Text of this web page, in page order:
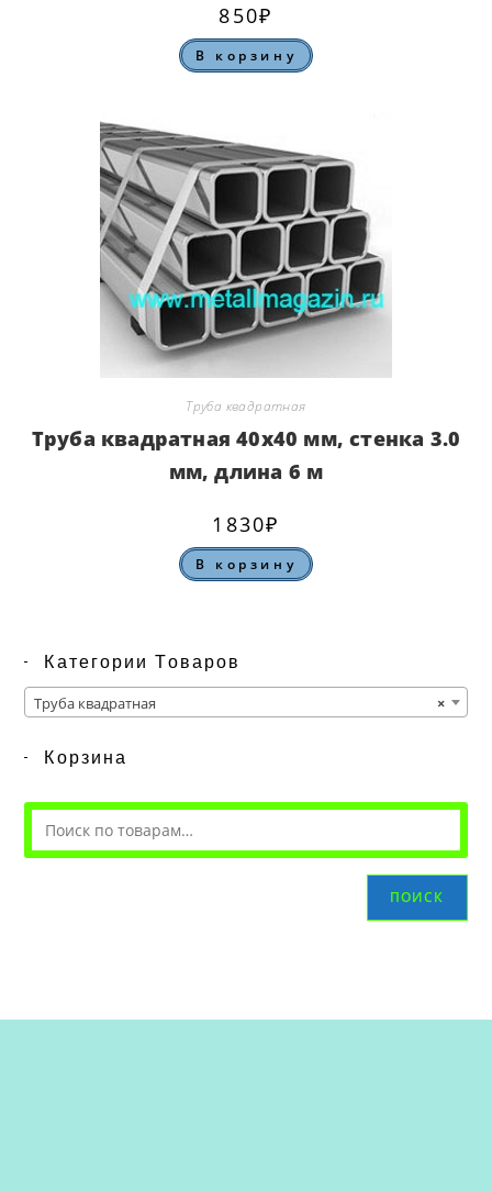
850₽
В корзину
Труба квадратная
Труба квадратная 40х40 мм, стенка 3.0
мм, длина 6 м
1830₽
В корзину
Категории Товаров
×
Труба квадратная
Корзина
ПОИСК